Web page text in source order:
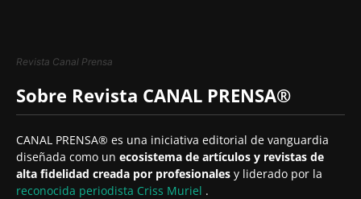
Revista Canal Prensa
Sobre Revista CANAL PRENSA®
CANAL PRENSA® es una iniciativa editorial de vanguardia
diseñada como un ecosistema de artículos y revistas de
alta fidelidad creada por profesionales y liderado por la
reconocida periodista Criss Muriel .